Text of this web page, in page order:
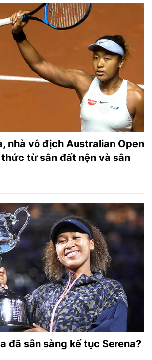
nhà vô địch Australian Open
từ sân đất nện và sân
đã sẵn sàng kế tục Serena?